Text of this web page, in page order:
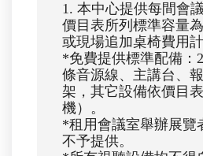
1. 本中心提供每間會
價目表所列標準容量
或現場追加桌椅費用計
*免費提供標準配備：
條音源線、主講台、
架，其它設備依價目
機）。
*租用會議室舉辦展覽
不予提供。